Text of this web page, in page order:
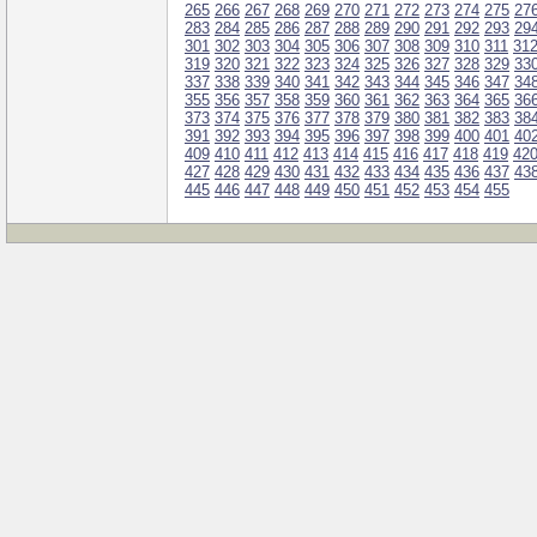
265 266 267 268 269 270 271 272 273 274 275
283 284 285 286 287 288 289 290 291 292 293
301 302 303 304 305 306 307 308 309 310 311 312
319 320 321 322 323 324 325 326 327 328 329
337 338 339 340 341 342 343 344 345 346 347
355 356 357 358 359 360 361 362 363 364 365
373 374 375 376 377 378 379 380 381 382 383
391 392 393 394 395 396 397 398 399 400 401
409 410 411 412 413 414 415 416 417 418 419 420
427 428 429 430 431 432 433 434 435 436 437
445 446 447 448 449 450 451 452 453 454 455